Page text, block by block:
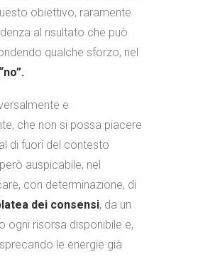
obiettivo, raramente
al risultato che può
qualche sforzo, nel
e
che non si possa piacere
di fuori del contesto
auspicabile, nel
con determinazione, di
dei consensi, da un
ogni risorsa disponibile e,
le energie già